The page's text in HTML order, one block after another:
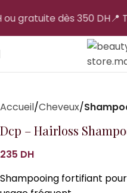
Accueil Cheveux
Dcp – Hairloss
DH
Shampooing fortifiant
gratuite dès 350 DH📍